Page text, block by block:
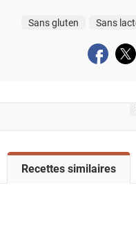
Sans gluten Sans
Partager
o
Recettes similaires